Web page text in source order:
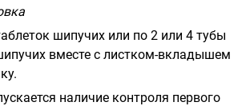
шипучих или по 2 или 4 тубы
вместе с листком-вкладышем
наличие контроля первого